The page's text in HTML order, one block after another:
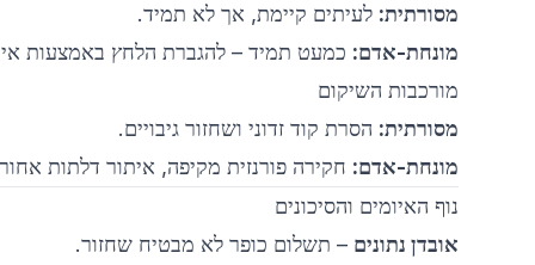
מסורתית: לעיתים קיימת, אך לא תמיד.
מונחת-אדם: כמעט תמיד – להגברת הלחץ באמצעות
מורכבות השיקום
מסורתית: הסרת קוד זדוני ושחזור גיבויים.
מונחת-אדם: חקירה פורנזית מקיפה, איתור דלתות
נוף האיומים והסיכונים
אובדן נתונים – תשלום כופר לא מבטיח שחזור.